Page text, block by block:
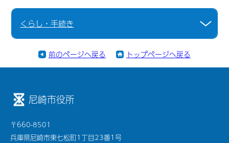
くらし・手続き
前のページへ戻る トップページへ戻る
尼崎市役所
〒660-8501
兵庫県尼崎市東七松町1丁目23番1号